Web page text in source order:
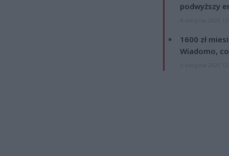
podwyższy
1600 zł
Wiadomo,